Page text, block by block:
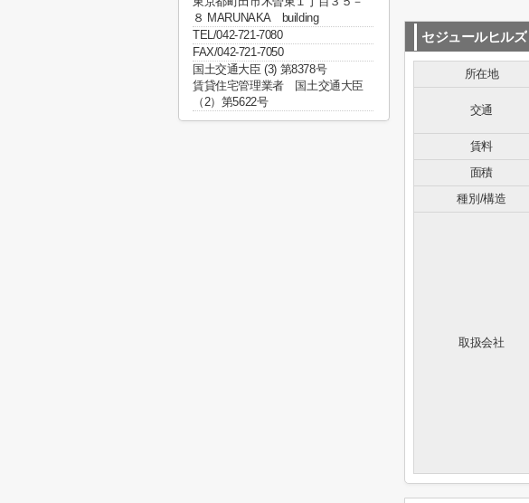
セジュールヒルズ
所在地
交通
賃料
面積
種別/構造
取扱会社
８ MARUNAKA building
TEL/042-721-7080
FAX/042-721-7050
国土交通大臣 (3) 第8378号
賃貸住宅管理業者 国土交通大臣
（2）第5622号